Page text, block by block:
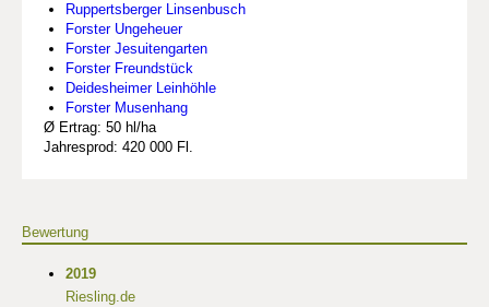
Ruppertsberger Linsenbusch
Forster Ungeheuer
Forster Jesuitengarten
Forster Freundstück
Deidesheimer Leinhöhle
Forster Musenhang
Ø Ertrag: 50 hl/ha
Jahresprod: 420 000 Fl.
Bewertung
2019
Riesling.de